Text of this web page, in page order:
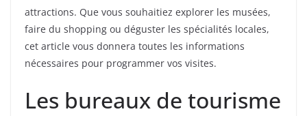
attractions. Que vous souhaitiez explorer les musées,
faire du shopping ou déguster les spécialités locales,
cet article vous donnera toutes les informations
nécessaires pour programmer vos visites.
Les bureaux de tourisme